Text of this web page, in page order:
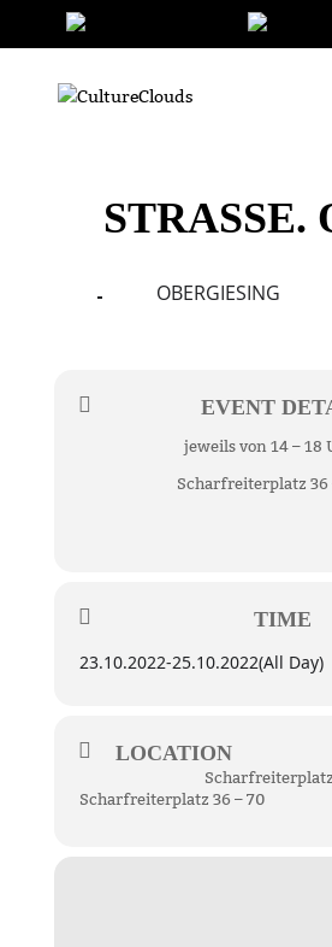
STRASSE.
OBERGIESING
EVENT
jeweils von 14 – 18
Scharfreiterplatz 36
TIME
23.10.2022-25.10.2022(All Day)
LOCATION
Scharfreiterplatz
Scharfreiterplatz 36 – 70